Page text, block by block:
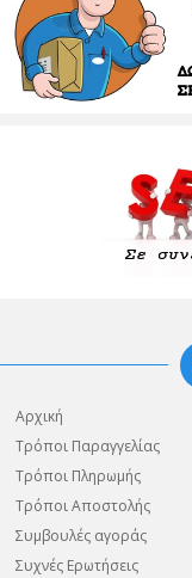
Αρχική
Τρόποι Παραγγελίας
Τρόποι Πληρωμής
Τρόποι Αποστολής
Συμβουλές αγοράς
Συχνές Ερωτήσεις